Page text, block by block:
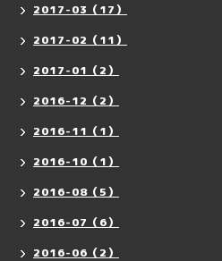
2017-03（17）
2017-02（11）
2017-01（2）
2016-12（2）
2016-11（1）
2016-10（1）
2016-08（5）
2016-07（6）
2016-06（2）